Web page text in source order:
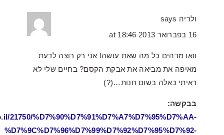
ולריה says
16 בפברואר 2013 at 18:46
וואו מדהים כל מה שאת עושה! אני רק רוצה לדעת
מאיפה את מביאה את אבקת הקסם? בחיים שלי לא
ראיתי כאלה בשום חנות…(?)
בבקשה:
21750/%D7%90%D7%91%D7%A7%D7%95%D7%AA-
%D7%9C%D7%96%D7%99%D7%92%D7%95%D7%92-